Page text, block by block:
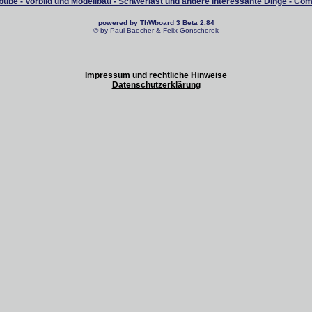
powered by ThWboard3 Beta 2.84
© by Paul Baecher & Felix Gonschorek
Impressum und rechtliche Hinweise
Datenschutzerklärung